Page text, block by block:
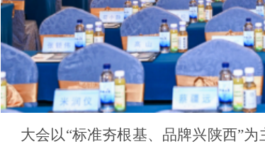
大会以“标准夯根基、品牌兴陕西”为